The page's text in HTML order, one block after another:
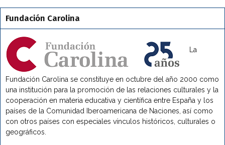
Fundación Carolina
La
Fundación Carolina se constituye en octubre del año 2000 como
una institución para la promoción de las relaciones culturales y la
cooperación en materia educativa y científica entre España y los
países de la Comunidad Iberoamericana de Naciones, así como
con otros países con especiales vínculos históricos, culturales o
geográficos.